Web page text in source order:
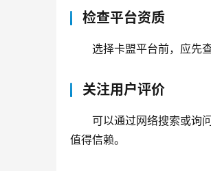
检查平台资质
选择卡盟平台前，应先
关注用户评价
可以通过网络搜索或询
值得信赖。